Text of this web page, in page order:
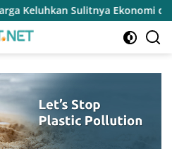
Akses Pasar UMKM